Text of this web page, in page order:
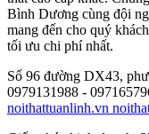
Bình Dương cùng đội
mang đến cho quý
tối ưu chi phí nhất.
Số 96 đường DX43,
0979131988 -
noithattuanlinh.vn